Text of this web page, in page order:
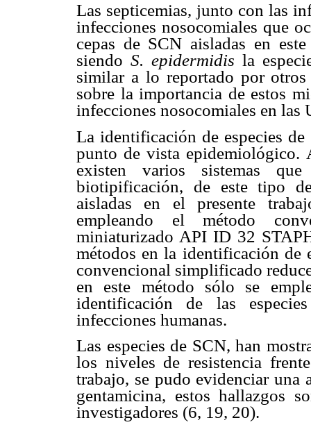
Las septicemias, junto con las
infecciones nosocomiales que
cepas de SCN aisladas en
siendo S. epidermidis la
similar a lo reportado por otros
sobre la importancia de estos
infecciones nosocomiales en las
La identificación de especies
punto de vista epidemiológico.
existen varios sistemas
biotipificación, de este tipo
aisladas en el presente
empleando el método
miniaturizado API ID 32
métodos en la identificación de
convencional simplificado
en este método sólo se
identificación de las
infecciones humanas.
Las especies de SCN, han
los niveles de resistencia
trabajo, se pudo evidenciar
gentamicina, estos hallazgos
investigadores (6, 19, 20).